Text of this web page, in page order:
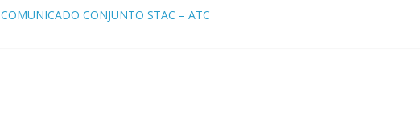
COMUNICADO CONJUNTO STAC – ATC